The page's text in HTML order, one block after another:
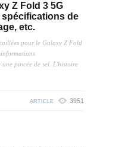
Z Fold 3 5G
de
etc.
pour le Galaxy Z Fold
une pincée de sel. L'histoire
ARTICLE 3951